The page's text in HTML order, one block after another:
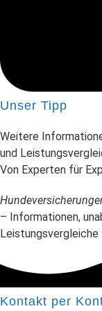
Unser Tipp
Weitere
und
Von Experten für
– Informationen,
Leistungsvergleiche
Kontakt per